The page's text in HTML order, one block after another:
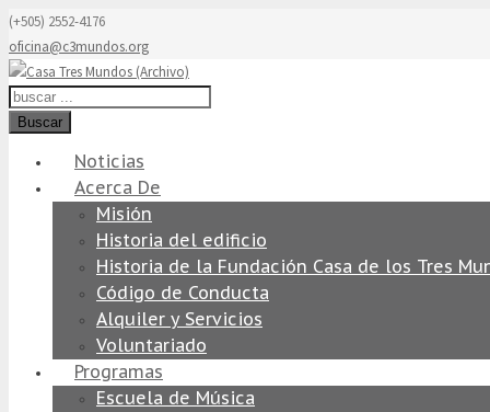
(+505) 2552-4176
oficina@c3mundos.org
Buscar
Noticias
Acerca De
Misión
Historia del edificio
Historia de la Fundación Casa de los Tres
Código de Conducta
Alquiler y Servicios
Voluntariado
Programas
Escuela de Música